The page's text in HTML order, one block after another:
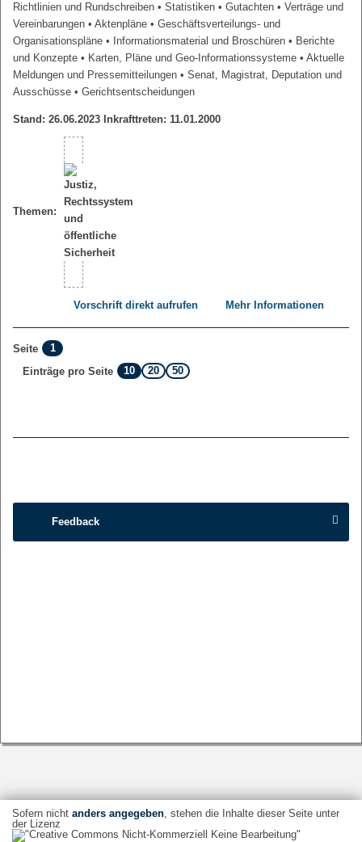
Richtlinien und Rundschreiben • Statistiken • Gutachten • Verträge und
Vereinbarungen • Aktenpläne • Geschäftsverteilungs- und
Organisationspläne • Informationsmaterial und Broschüren • Berichte
und Konzepte • Karten, Pläne und Geo-Informationssysteme • Aktuelle
Meldungen und Pressemitteilungen • Senat, Magistrat, Deputation und
Ausschüsse • Gerichtsentscheidungen
Stand: 26.06.2023 Inkrafttreten: 11.01.2000
Themen:
Vorschrift direkt aufrufen Mehr Informationen
Seite
1
Einträge pro Seite
10 20 50
Feedback
Sofern nicht anders angegeben, stehen die Inhalte dieser Seite unter
der Lizenz